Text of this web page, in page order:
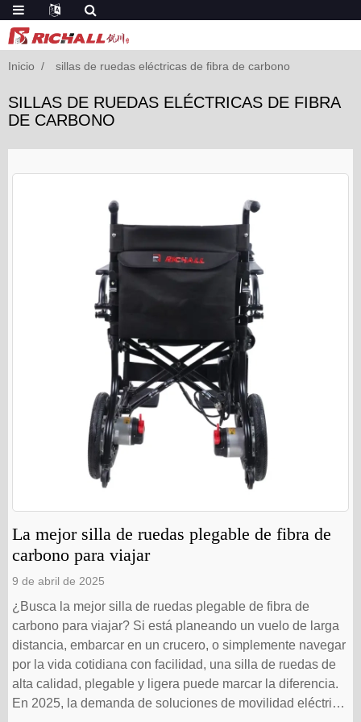
Inicio sillas de ruedas eléctricas de fibra de carbono
SILLAS DE RUEDAS ELÉCTRICAS DE FIBRA
DE CARBONO
La mejor silla de ruedas plegable de fibra de
carbono para viajar
9 de abril de 2025
¿Busca la mejor silla de ruedas plegable de fibra de
carbono para viajar? Si está planeando un vuelo de larga
distancia, embarcar en un crucero, o simplemente navegar
por la vida cotidiana con facilidad, una silla de ruedas de
alta calidad, plegable y ligera puede marcar la diferencia.
En 2025, la demanda de soluciones de movilidad eléctrica